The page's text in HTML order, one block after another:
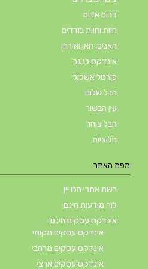
דרום אדום
חוות וחוות בודדים
חאנים, חאן ואורחן
אינדקס לנגב
פורטל אשכול
חבל שלום
עין הבשור
חבל צוחר
חלוציות
מפת האתר
רשת אתרי הלוויין
לוח מודעות חינם
אינדקס עסקים חינם
אינדקס עסקים מקומי
אינדקס עסקים מרחבי
אינדקס עסקים ארצי